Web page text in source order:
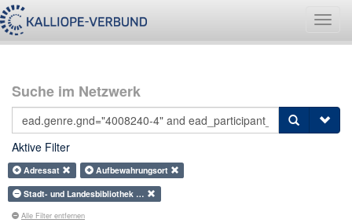
Suche im Netzwerk
Aktive Filter
Adressat
Aufbewahrungsort
Stadt- und Landesbibliothek …
Alle Filter entfernen